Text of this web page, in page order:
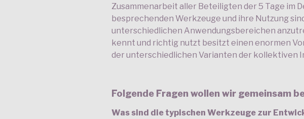
Zusammenarbeit aller Beteiligten der 5 Tage im
besprechenden Werkzeuge und ihre Nutzung
unterschiedlichen Anwendungsbereichen
kennt und richtig nutzt besitzt einen enormen
der unterschiedlichen Varianten der kollektiven
Folgende Fragen wollen wir gemeinsam
Was sind die typischen Werkzeuge zur